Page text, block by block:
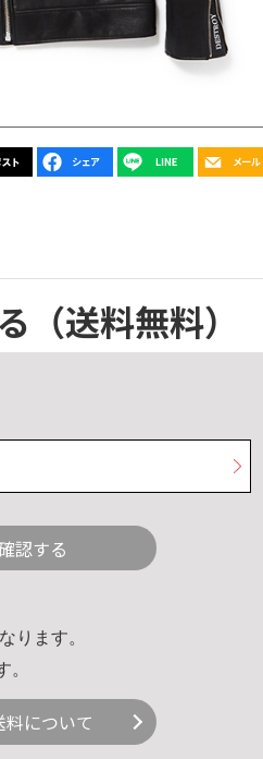
（送料無料）
認する
ります。
について